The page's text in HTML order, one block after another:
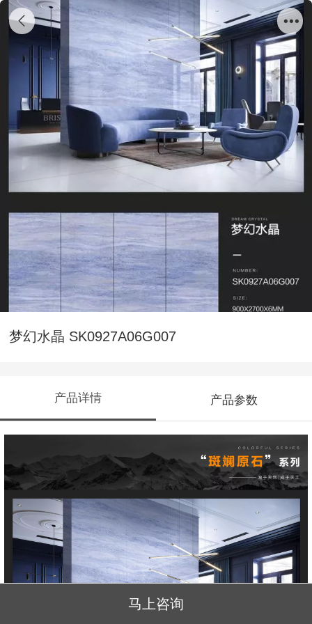
梦幻水晶 SK0927A06G007
产品详情 产品参数
马上咨询